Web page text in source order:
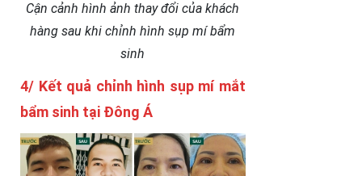
Cận cảnh hình ảnh thay đổi của khách
hàng sau khi chỉnh hình sụp mí bẩm
sinh
4/ Kết quả chỉnh hình sụp mí mắt
bẩm sinh tại Đông Á